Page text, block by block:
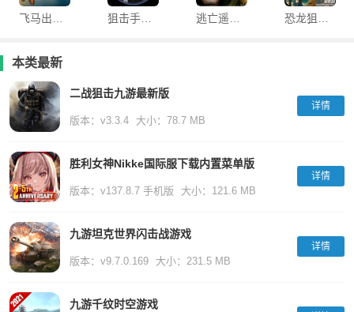
狙击手火柴人游戏 逃亡遥远殖民地手机版
本类最新
二战狙击九游最新版
版本：v3.3.4 大小：78.7 MB
详情
胜利女神Nikke国际服下载内置菜单版
版本：v137.8.7 手机版 大小：121.6 MB
详情
九游坦克世界闪击战游戏
版本：v9.7.0.169 大小：231.5 MB
详情
九游千纹时空游戏